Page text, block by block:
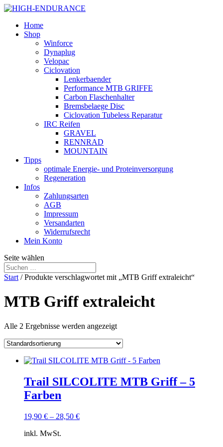
Home
Shop
Winforce
Dynaplug
Velopac
Ciclovation
Lenkerbaender
Performance MTB GRIFFE
Carbon Flaschenhalter
Bremsbelaege Disc
Ciclovation Tubeless Reparatur
IRC Reifen
GRAVEL
RENNRAD
MOUNTAIN
Tipps
optimale Energie- und Proteinversorgung
Regeneration
Infos
Zahlungsarten
AGB
Impressum
Versandarten
Widerrufsrecht
Mein Konto
Seite wählen
Start / Produkte verschlagwortet mit „MTB Griff extraleicht“
MTB Griff extraleicht
Alle 2 Ergebnisse werden angezeigt
Trail SILCOLITE MTB Griff – 5
Farben
19,90 € – 28,50 €
inkl. MwSt.